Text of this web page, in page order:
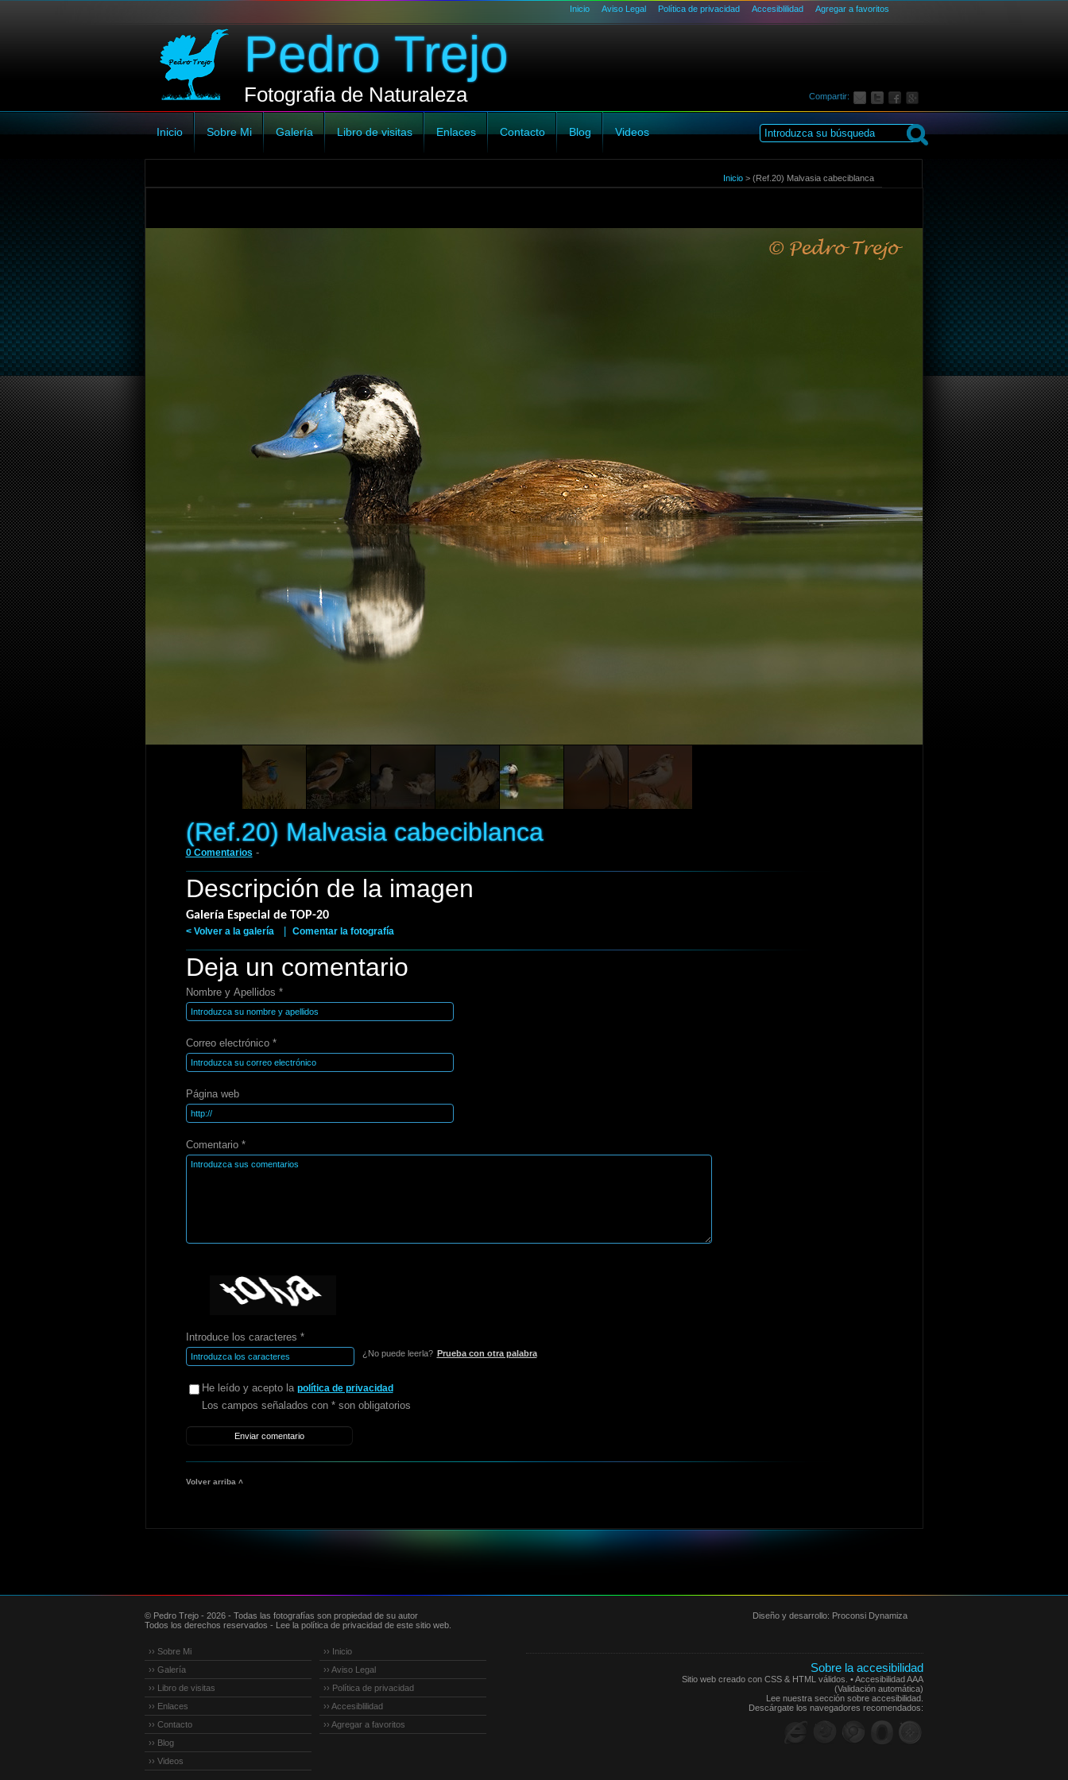
Inicio Aviso Legal Política de privacidad Accesiblilidad Agregar a favoritos
Pedro Trejo
Fotografia de Naturaleza Compartir:
Inicio Sobre Mi Galería Libro de visitas Enlaces Contacto Blog Videos
Inicio > (Ref.20) Malvasia cabeciblanca
(Ref.20) Malvasia cabeciblanca
0 Comentarios -
Descripción de la imagen
Galería Especial de TOP-20
< Volver a la galería Comentar la fotografía
Deja un comentario
Nombre y Apellidos *
Correo electrónico *
Página web
Comentario *
Introduce los caracteres *
¿No puede leerla? Prueba con otra palabra
He leído y acepto la política de privacidad
Los campos señalados con * son obligatorios
Volver arriba ˄
© Pedro Trejo - 2026 - Todas las fotografías son propiedad de su autor
Todos los derechos reservados - Lee la política de privacidad de este sitio web.
Diseño y desarrollo: Proconsi Dynamiza
Sobre la accesibilidad
Sitio web creado con CSS & HTML válidos. • Accesibilidad AAA
(Validación automática)
Lee nuestra sección sobre accesibilidad.
Descárgate los navegadores recomendados:
›› Sobre Mi
›› Galería
›› Libro de visitas
›› Enlaces
›› Contacto
›› Blog
›› Videos
›› Inicio
›› Aviso Legal
›› Política de privacidad
›› Accesiblilidad
›› Agregar a favoritos